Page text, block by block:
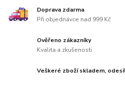
Doprava zdarma
Při objednávce nad 999 Kč
Ověřeno zákazníky
Kvalita a zkušenosti
Veškeré zboží skladem,